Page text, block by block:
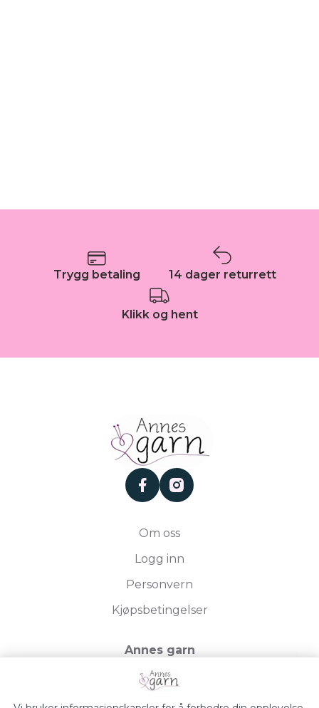
Trygg betaling 14 dager returrett
Klikk og hent
facebookinstagram
Om oss
Logg inn
Personvern
Kjøpsbetingelser
Annes garn
Storgata 19, 2750 Gran
Org.nr. 994050613